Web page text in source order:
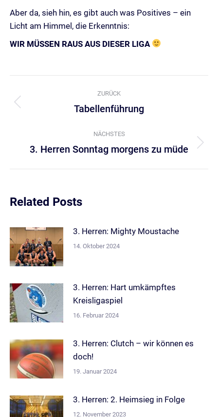
Aber da, sieh hin, es gibt auch was Positives – ein
Licht am Himmel, die Erkenntnis:
WIR MÜSSEN RAUS AUS DIESER LIGA
Kommentarnavigation
ZURÜCK
Vorheriger
Tabellenführung
NÄCHSTES
Nächster
3. Herren Sonntag morgens zu müde
Related Posts
3. Herren: Mighty Moustache
14. Oktober 2024
3. Herren: Hart umkämpftes
Kreisligaspiel
16. Februar 2024
3. Herren: Clutch – wir können es
doch!
19. Januar 2024
3. Herren: 2. Heimsieg in Folge
12. November 2023